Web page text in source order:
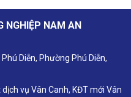
NGHIỆP NAM AN
Diễn, Phường Phú Diễn,
vụ Vân Canh, KĐT mới Vân